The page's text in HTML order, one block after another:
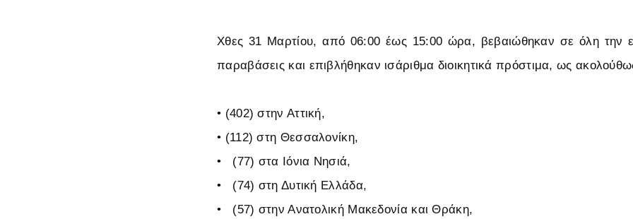
Χθες 31 Μαρτίου, από 06:00 έως 15:00 ώρα, βεβαιώθηκαν σε όλη την
παραβάσεις και επιβλήθηκαν ισάριθμα διοικητικά πρόστιμα, ως
• (402) στην Αττική,
• (112) στη Θεσσαλονίκη,
•
(77) στα Ιόνια Νησιά,
•
(74) στη Δυτική Ελλάδα,
•
(57) στην Ανατολική Μακεδονία και Θράκη,